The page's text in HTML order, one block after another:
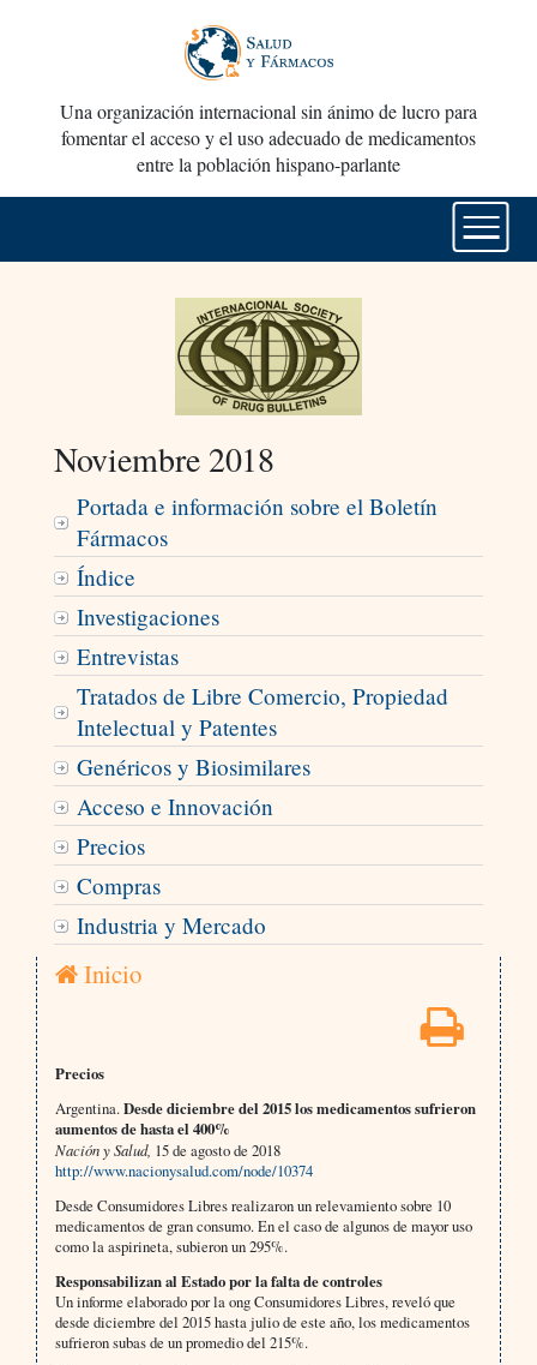
Una organización internacional sin ánimo de lucro para
fomentar el acceso y el uso adecuado de medicamentos
entre la población hispano-parlante
Noviembre 2018
Portada e información sobre el Boletín
Fármacos
Índice
Investigaciones
Entrevistas
Tratados de Libre Comercio, Propiedad
Intelectual y Patentes
Genéricos y Biosimilares
Acceso e Innovación
Precios
Compras
Industria y Mercado
Inicio
Precios
Argentina.Desde diciembre del 2015 los medicamentos sufrieron
aumentos de hasta el 400%
Nación y Salud, 15 de agosto de 2018
http://www.nacionysalud.com/node/10374
Desde Consumidores Libres realizaron un relevamiento sobre 10
medicamentos de gran consumo. En el caso de algunos de mayor uso
como la aspirineta, subieron un 295%.
Responsabilizan al Estado por la falta de controles
Un informe elaborado por la ong Consumidores Libres, reveló que
desde diciembre del 2015 hasta julio de este año, los medicamentos
sufrieron subas de un promedio del 215%.